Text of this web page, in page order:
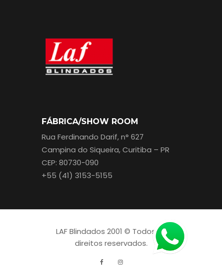
FÁBRICA/SHOW ROOM
Rua Ferdinando Darif, n° 627
Campina do Siqueira, Curitiba – PR
CEP: 80730-090
+55 (41) 3153-5155
LAF Blindados 2001 © Todos os
direitos reservados.